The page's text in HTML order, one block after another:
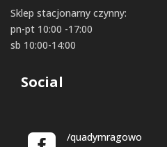
Sklep stacjonarny czynny:
pn-pt 10:00 -17:00
sb 10:00-14:00
Social
/quadymragowo